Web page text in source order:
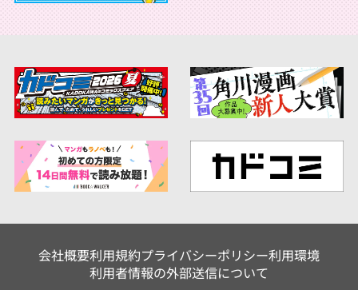
会社概要利用規約プライバシーポリシー利用環境
利用者情報の外部送信について